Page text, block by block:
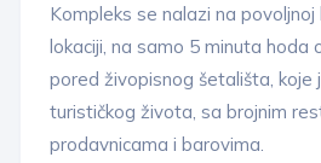
Kompleks se nalazi na povoljnoj
lokaciji, na samo 5 minuta hoda
pored živopisnog šetališta,
turističkog života, sa brojnim
prodavnicama i barovima.